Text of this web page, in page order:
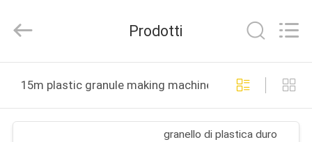
PRODOTTI
Machinery
Rights
Developed
Prodotti
15m plastic granule making machine produzione online
granello di plastica duro